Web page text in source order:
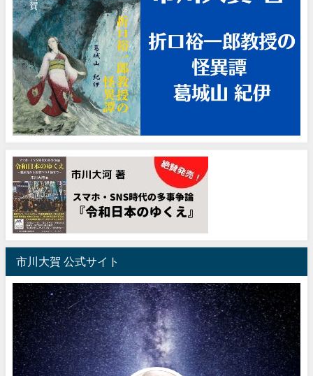
市川大賀 公式サイト